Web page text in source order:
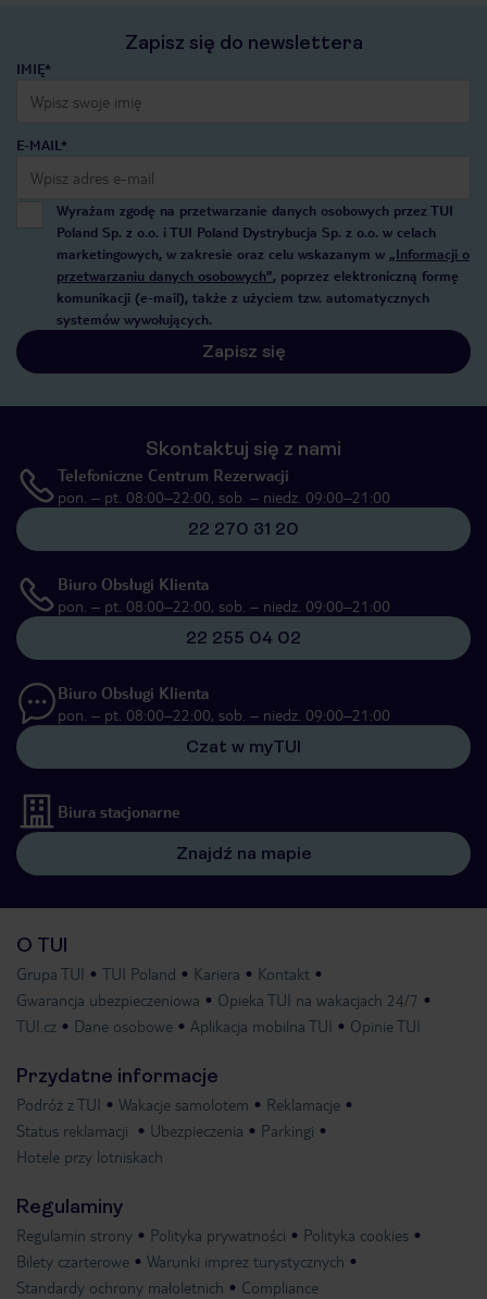
Zapisz się do newslettera
IMIĘ*
E-MAIL*
Wyrażam zgodę na przetwarzanie danych osobowych przez TUI
Poland Sp. z o.o. i TUI Poland Dystrybucja Sp. z o.o. w celach
marketingowych, w zakresie oraz celu wskazanym w „Informacji o
przetwarzaniu danych osobowych”, poprzez elektroniczną formę
komunikacji (e-mail), także z użyciem tzw. automatycznych
systemów wywołujących.
Zapisz się
Skontaktuj się z nami
Telefoniczne Centrum Rezerwacji
pon. – pt. 08:00–22:00, sob. – niedz. 09:00–21:00
22 270 31 20
Biuro Obsługi Klienta
pon. – pt. 08:00–22:00, sob. – niedz. 09:00–21:00
22 255 04 02
Biuro Obsługi Klienta
pon. – pt. 08:00–22:00, sob. – niedz. 09:00–21:00
Czat w myTUI
Biura stacjonarne
Znajdź na mapie
O TUI
Grupa TUI TUI Poland Kariera
Kontakt
Gwarancja ubezpieczeniowa
Opieka TUI na wakacjach 24/7
TUI.cz
Dane osobowe Aplikacja mobilna TUI Opinie TUI
Przydatne informacje
Podróż z TUI Wakacje samolotem
Reklamacje
Status reklamacji
Ubezpieczenia
Parkingi
Hotele przy lotniskach
Regulaminy
Regulamin strony Polityka prywatności
Polityka cookies
Bilety czarterowe
Warunki imprez turystycznych
Standardy ochrony małoletnich
Compliance